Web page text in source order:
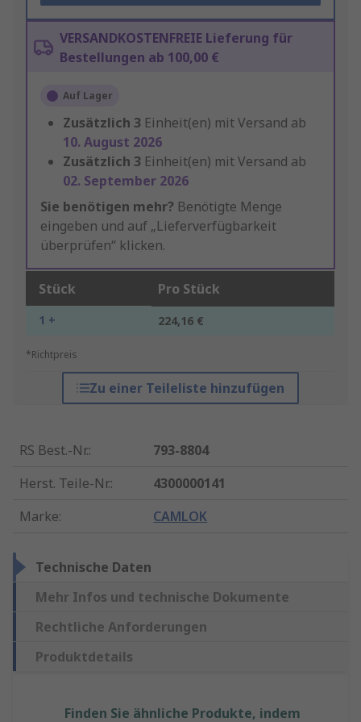
VERSANDKOSTENFREIE Lieferung für
Bestellungen ab 100,00 €
Auf Lager
Zusätzlich 3 Einheit(en) mit Versand ab
10. August 2026
Zusätzlich 3 Einheit(en) mit Versand ab
02. September 2026
Sie benötigen mehr? Benötigte Menge
eingeben und auf „Lieferverfügbarkeit
überprüfen“ klicken.
Stück Pro Stück
1 + 224,16 €
*Richtpreis
Zu einer Teileliste hinzufügen
RS Best.-Nr.:
793-8804
Herst. Teile-Nr.:
4300000141
Marke: CAMLOK
Technische Daten
Mehr Infos und technische Dokumente
Rechtliche Anforderungen
Produktdetails
Finden Sie ähnliche Produkte, indem